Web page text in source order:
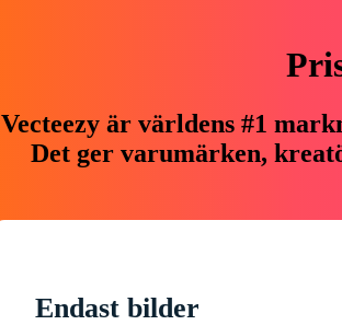
Vecteezy är världens #1
Det ger varumärken,
Endast bilder